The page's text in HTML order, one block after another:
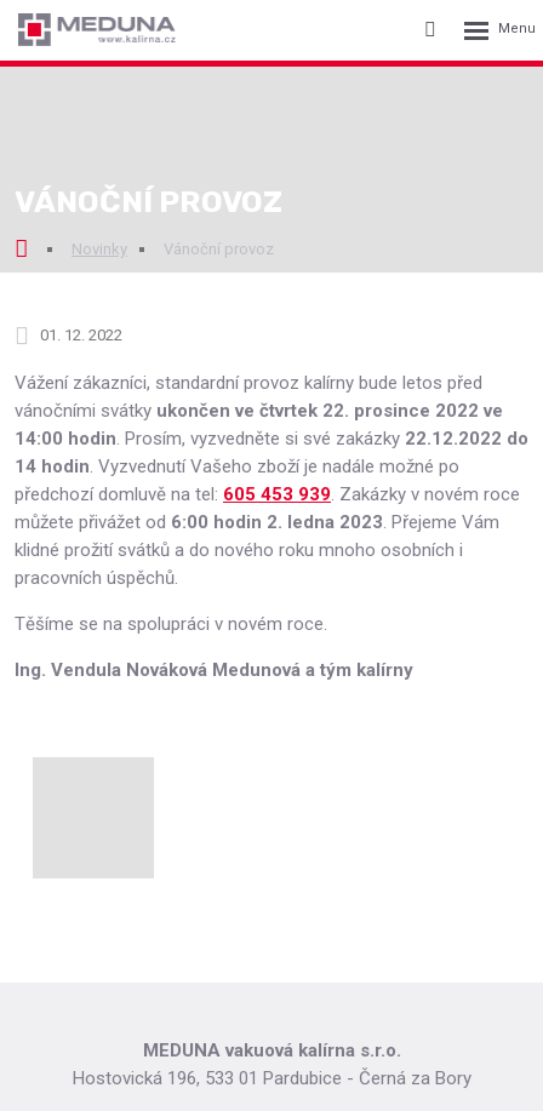
Vyhledávání
Rozbalení
VÁNOČNÍ PROVOZ
Novinky Vánoční provoz
01. 12. 2022
Vážení zákazníci, standardní provoz kalírny bude letos před
vánočními svátky ukončen ve čtvrtek 22. prosince 2022 ve
14:00 hodin. Prosím, vyzvedněte si své zakázky 22.12.2022 do
14 hodin. Vyzvednutí Vašeho zboží je nadále možné po
předchozí domluvě na tel: 605 453 939. Zakázky v novém roce
můžete přivážet od 6:00 hodin 2. ledna 2023. Přejeme Vám
klidné prožití svátků a do nového roku mnoho osobních i
pracovních úspěchů.
Těšíme se na spolupráci v novém roce.
Ing. Vendula Nováková Medunová a tým kalírny
MEDUNA vakuová kalírna s.r.o.
Hostovická 196, 533 01 Pardubice - Černá za Bory